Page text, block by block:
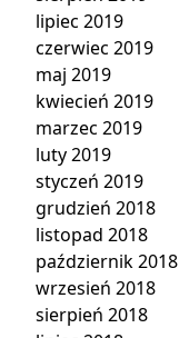
lipiec 2019
czerwiec 2019
maj 2019
kwiecień 2019
marzec 2019
luty 2019
styczeń 2019
grudzień 2018
listopad 2018
październik 2018
wrzesień 2018
sierpień 2018